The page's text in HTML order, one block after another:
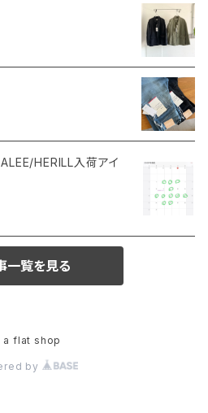
HERILL入荷アイ
一覧を見る
a flat shop
by